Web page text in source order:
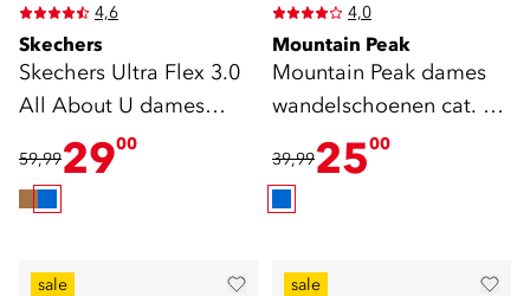
4,6
Skechers
Skechers Ultra Flex 3.0
All About U dames
sandalen blauw
59,992900
4,0
Mountain Peak
Mountain Peak dames
wandelschoenen cat. A
lichtblauw
39,992500
sale sale